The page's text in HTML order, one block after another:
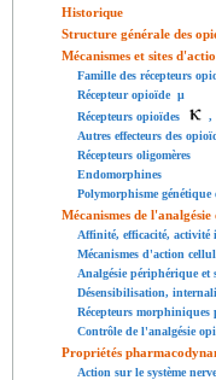
Historique
Structure générale des
Mécanismes et sites
Famille des récepteurs
Récepteur opioïde μ
Récepteurs opioïdes
,
Autres effecteurs des
Récepteurs oligomères
Endomorphines
Polymorphisme génétique
Mécanismes de l'analgésie
Affinité, efficacité, activité
Mécanismes d'action
Analgésie périphérique et
Désensibilisation,
Récepteurs morphiniques
Contrôle de l'analgésie
Propriétés
Action sur le système